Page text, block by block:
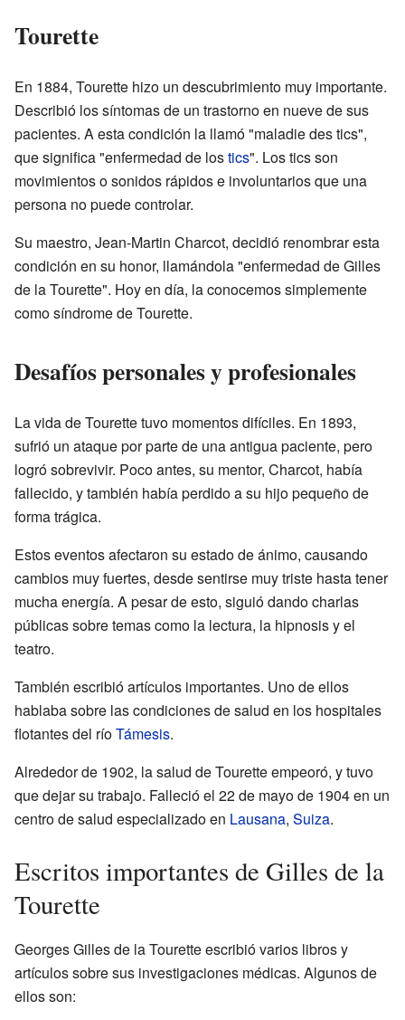
Tourette
En 1884, Tourette hizo un descubrimiento muy importante.
Describió los síntomas de un trastorno en nueve de sus
pacientes. A esta condición la llamó "maladie des tics",
que significa "enfermedad de lostics". Los tics son
movimientos o sonidos rápidos e involuntarios que una
persona no puede controlar.
Su maestro, Jean-Martin Charcot, decidió renombrar esta
condición en su honor, llamándola "enfermedad de Gilles
de la Tourette". Hoy en día, la conocemos simplemente
como síndrome de Tourette.
Desafíos personales y profesionales
La vida de Tourette tuvo momentos difíciles. En 1893,
sufrió un ataque por parte de una antigua paciente, pero
logró sobrevivir. Poco antes, su mentor, Charcot, había
fallecido, y también había perdido a su hijo pequeño de
forma trágica.
Estos eventos afectaron su estado de ánimo, causando
cambios muy fuertes, desde sentirse muy triste hasta tener
mucha energía. A pesar de esto, siguió dando charlas
públicas sobre temas como la lectura, la hipnosis y el
teatro.
También escribió artículos importantes. Uno de ellos
hablaba sobre las condiciones de salud en los hospitales
flotantes del ríoTámesis.
Alrededor de 1902, la salud de Tourette empeoró, y tuvo
que dejar su trabajo. Falleció el 22 de mayo de 1904 en un
centro de salud especializado en Lausana, Suiza.
Escritos importantes de Gilles de la
Tourette
Georges Gilles de la Tourette escribió varios libros y
artículos sobre sus investigaciones médicas. Algunos de
ellos son: